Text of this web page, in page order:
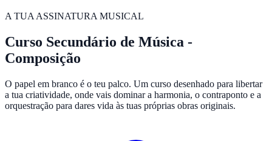
A TUA ASSINATURA MUSICAL
Curso Secundário de Música -
Composição
O papel em branco é o teu palco. Um curso desenhado para libertar
a tua criatividade, onde vais dominar a harmonia, o contraponto e a
orquestração para dares vida às tuas próprias obras originais.